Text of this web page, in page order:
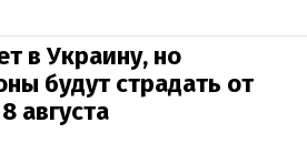
в Украину, но
будут страдать от
августа